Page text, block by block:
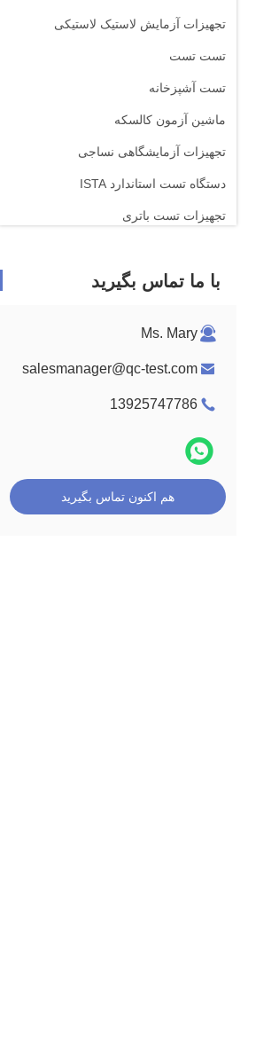
تجهیزات آزمایش لاستیک لاستیکی
تست تست
تست آشپزخانه
ماشین آزمون کالسکه
تجهیزات آزمایشگاهی نساجی
دستگاه تست استاندارد ISTA
تجهیزات تست باتری
تجهیزات آزمایش قابل احتراق
با ما تماس بگیرید
Ms. Mary
salesmanager@qc-test.com
13925747786
هم اکنون تماس بگیرید